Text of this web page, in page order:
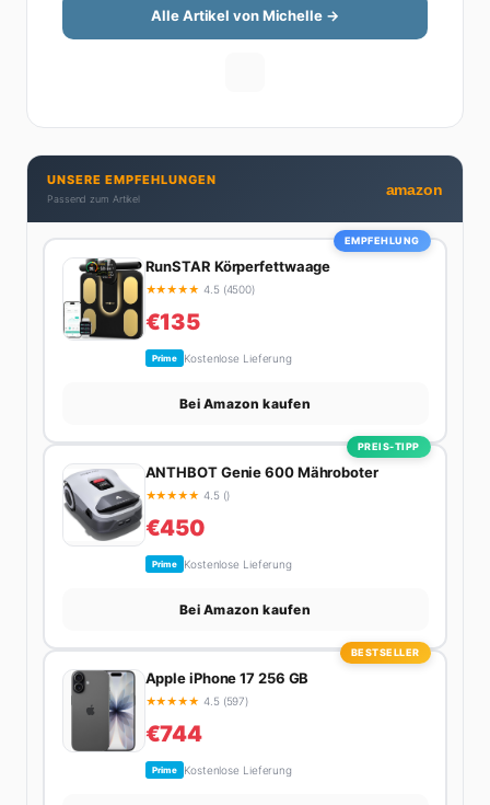
versteht – ohne Fachchinesisch, dafür mit konkreten
Tipps zum Umsetzen. Von ETF-Strategien über
Privatleben unter einen Hut bekommt. Privat ist sie
bekennende Kaffee-Süchtige (3+ Tassen am Tag,
Minimum), Podcast-Hörerin und verbringt ihre
Wochenenden am liebsten in der Natur oder auf dem
Alle Artikel von Michelle →
UNSERE EMPFEHLUNGEN
Passend zum Artikel
amazon
EMPFEHLUNG
RunSTAR Körperfettwaage
★★★★★ 4.5 (4500)
€135
Prime Kostenlose Lieferung
Bei Amazon kaufen
PREIS-TIPP
ANTHBOT Genie 600 Mähroboter
★★★★★ 4.5 ()
€450
Prime Kostenlose Lieferung
Bei Amazon kaufen
BESTSELLER
Apple iPhone 17 256 GB
★★★★★ 4.5 (597)
€744
Prime Kostenlose Lieferung